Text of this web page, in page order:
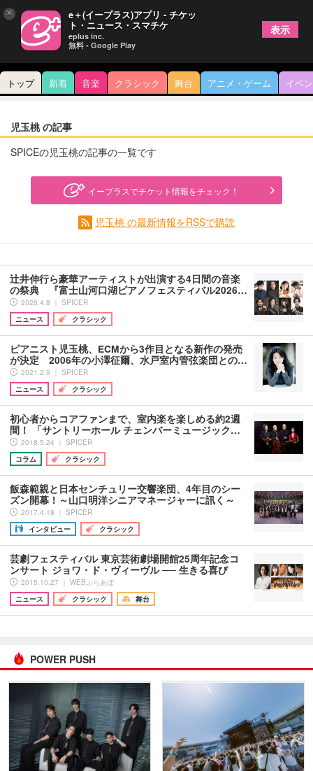
トップ 新着 音楽 クラシック 舞台 アニメ・ゲーム イベ
児玉桃 の記事
SPICEの児玉桃の記事の一覧です
イープラスでチケット情報をチェック！
児玉桃 の最新情報をRSSで購読
辻井伸行ら豪華アーティストが出演する4日間の音楽
の祭典 『富士山河口湖ピアノフェスティバル2026…
2026.4.8 ｜ SPICER
ニュース
クラシック
ピアニスト児玉桃、ECMから3作目となる新作の発売
が決定 2006年の小澤征爾、水戸室内管弦楽団との…
2021.2.9 ｜ SPICER
ニュース
クラシック
初心者からコアファンまで、室内楽を楽しめる約2週
間！ 「サントリーホール チェンバーミュージック…
2018.5.24 ｜ SPICER
コラム
クラシック
飯森範親と日本センチュリー交響楽団、4年目のシー
ズン開幕！～山口明洋シニアマネージャーに訊く～
2017.4.18 ｜ SPICER
インタビュー
クラシック
芸劇フェスティバル 東京芸術劇場開館25周年記念コ
ンサート ジョワ・ド・ヴィーヴル ── 生きる喜び
2015.10.27 ｜ WEBぶらあぼ
ニュース
クラシック 舞台
POWER PUSH
× e＋(イープラス)アプリ - チケッ
ト・ニュース・スマチケ
eplus inc.
無料 - Google Play
表示